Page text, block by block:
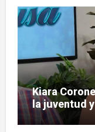
Kiara
la juventud